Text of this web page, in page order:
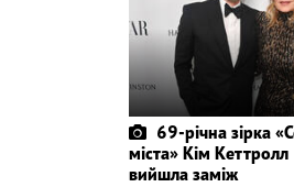
69-річна зірка
міста» Кім Кеттролл
вийшла заміж